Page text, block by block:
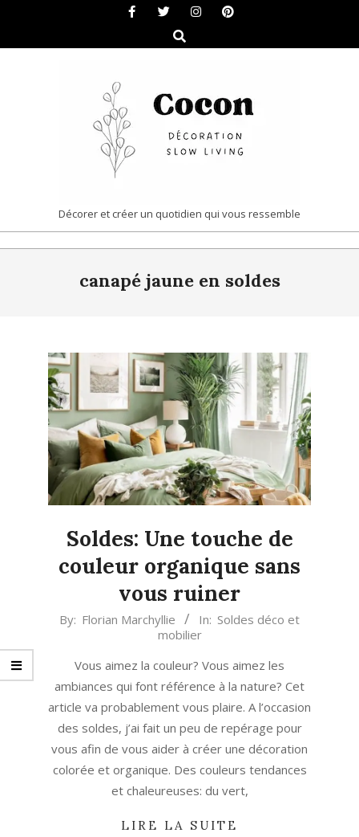
content
Search
COCON
|
DÉCORATION
LIVING
Décorer et créer un quotidien qui vous ressemble
canapé jaune en soldes
Soldes: Une touche de
couleur organique sans
vous ruiner
2022-
By: Florian Marchyllie In: Soldes déco et
mobilier
Vous aimez la couleur? Vous aimez les
ambiances qui font référence à la nature? Cet
article va probablement vous plaire. A l’occasion
des soldes, j’ai fait un peu de repérage pour
vous afin de vous aider à créer une décoration
colorée et organique. Des couleurs tendances
et chaleureuses: du vert,
LIRE LA SUITE